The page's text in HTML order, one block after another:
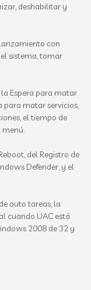
deshabilitar y
con
sistema, tomar
Espera para matar
para matar servicios,
el tiempo de
menú.
del Registro de
Defender, y el
auto tareas, la
cuando UAC está
2008 de 32 y